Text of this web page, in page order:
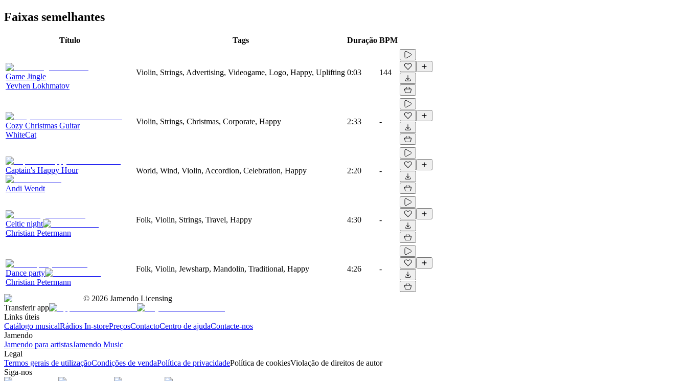
Faixas semelhantes
Título Tags Duração BPM
Game Jingle
Yevhen Lokhmatov
Violin, Strings, Advertising, Videogame, Logo, Happy, Uplifting 0:03 144
Cozy Christmas Guitar
WhiteCat
Violin, Strings, Christmas, Corporate, Happy 2:33 -
Captain's Happy Hour
Andi Wendt
World, Wind, Violin, Accordion, Celebration, Happy 2:20 -
Celtic night
Christian Petermann
Folk, Violin, Strings, Travel, Happy 4:30 -
Dance party
Christian Petermann
Folk, Violin, Jewsharp, Mandolin, Traditional, Happy 4:26 -
© 2026 Jamendo Licensing
Transferir app
Links úteis
Catálogo musicalRádios In-storePreçosContactoCentro de ajudaContacte-nos
Jamendo
Jamendo para artistasJamendo Music
Legal
Termos gerais de utilizaçãoCondições de vendaPolítica de privacidadePolítica de cookiesViolação de direitos de autor
Siga-nos